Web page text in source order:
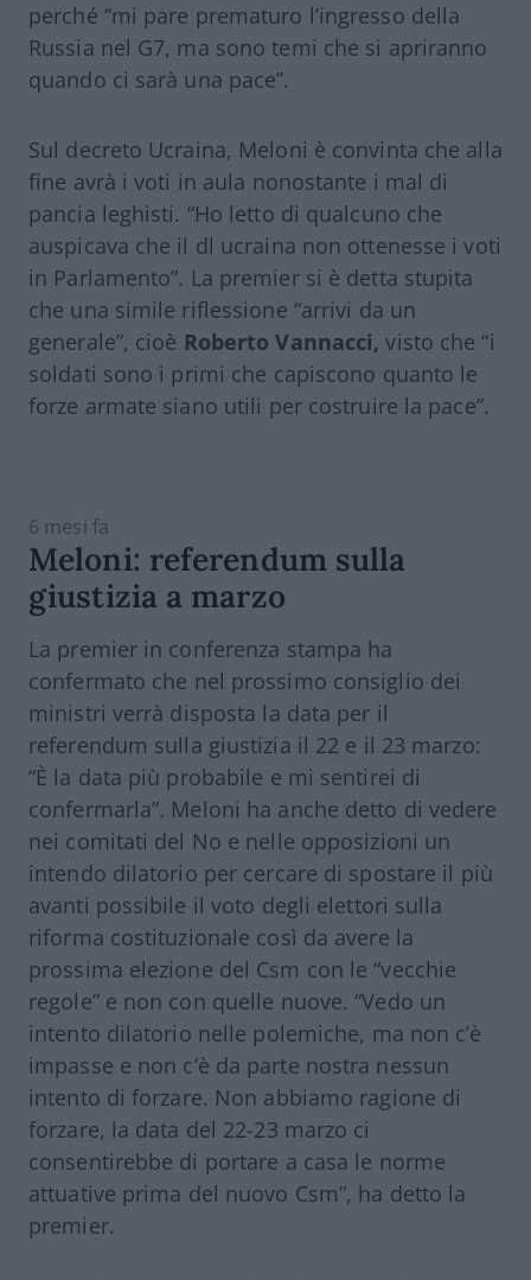
perché “mi pare prematuro l’ingresso della
Russia nel G7, ma sono temi che si apriranno
quando ci sarà una pace”.
Sul decreto Ucraina, Meloni è convinta che alla
fine avrà i voti in aula nonostante i mal di
pancia leghisti. “Ho letto di qualcuno che
auspicava che il dl ucraina non ottenesse i voti
in Parlamento”. La premier si è detta stupita
che una simile riflessione “arrivi da un
generale”, cioè Roberto Vannacci, visto che “i
soldati sono i primi che capiscono quanto le
forze armate siano utili per costruire la pace”.
6 mesi fa
Meloni: referendum sulla
giustizia a marzo
La premier in conferenza stampa ha
confermato che nel prossimo consiglio dei
ministri verrà disposta la data per il
referendum sulla giustizia il 22 e il 23 marzo:
“È la data più probabile e mi sentirei di
confermarla”. Meloni ha anche detto di vedere
nei comitati del No e nelle opposizioni un
intendo dilatorio per cercare di spostare il più
avanti possibile il voto degli elettori sulla
riforma costituzionale così da avere la
prossima elezione del Csm con le “vecchie
regole” e non con quelle nuove. “Vedo un
intento dilatorio nelle polemiche, ma non c’è
impasse e non c’è da parte nostra nessun
intento di forzare. Non abbiamo ragione di
forzare, la data del 22-23 marzo ci
consentirebbe di portare a casa le norme
attuative prima del nuovo Csm”, ha detto la
premier.